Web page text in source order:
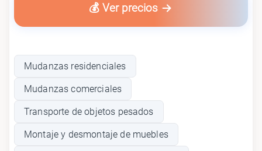
💰 Ver precios
Mudanzas residenciales
Mudanzas comerciales
Transporte de objetos pesados
Montaje y desmontaje de muebles